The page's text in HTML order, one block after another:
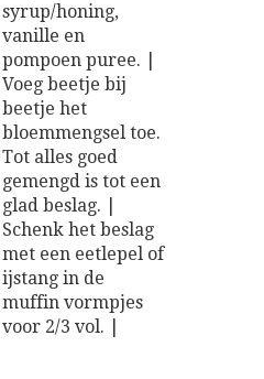
syrup/honing,
vanille en
pompoen puree. |
Voeg beetje bij
beetje het
bloemmengsel toe.
Tot alles goed
gemengd is tot een
glad beslag. |
Schenk het beslag
met een eetlepel of
ijstang in de
muffin vormpjes
voor 2/3 vol. |